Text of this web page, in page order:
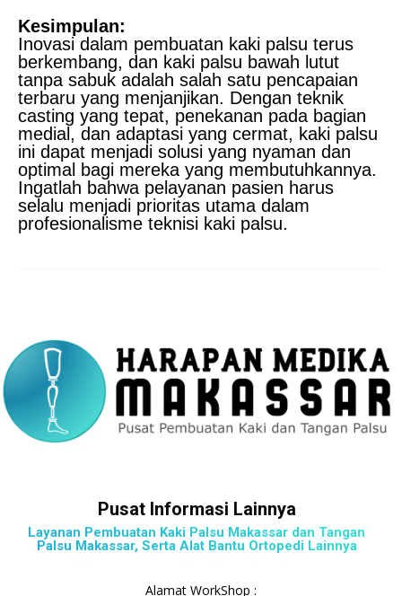
Kesimpulan:
Inovasi dalam pembuatan kaki palsu terus
berkembang, dan kaki palsu bawah lutut
tanpa sabuk adalah salah satu pencapaian
terbaru yang menjanjikan. Dengan teknik
casting yang tepat, penekanan pada bagian
medial, dan adaptasi yang cermat, kaki palsu
ini dapat menjadi solusi yang nyaman dan
optimal bagi mereka yang membutuhkannya.
Ingatlah bahwa pelayanan pasien harus
selalu menjadi prioritas utama dalam
profesionalisme teknisi kaki palsu.
Pusat Informasi Lainnya
Layanan Pembuatan Kaki Palsu Makassar dan Tangan
Palsu Makassar, Serta Alat Bantu Ortopedi Lainnya
Alamat WorkShop :